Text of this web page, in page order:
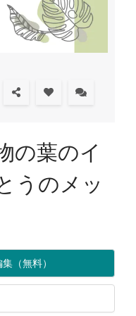
の葉のイ
うのメッ
（無料）